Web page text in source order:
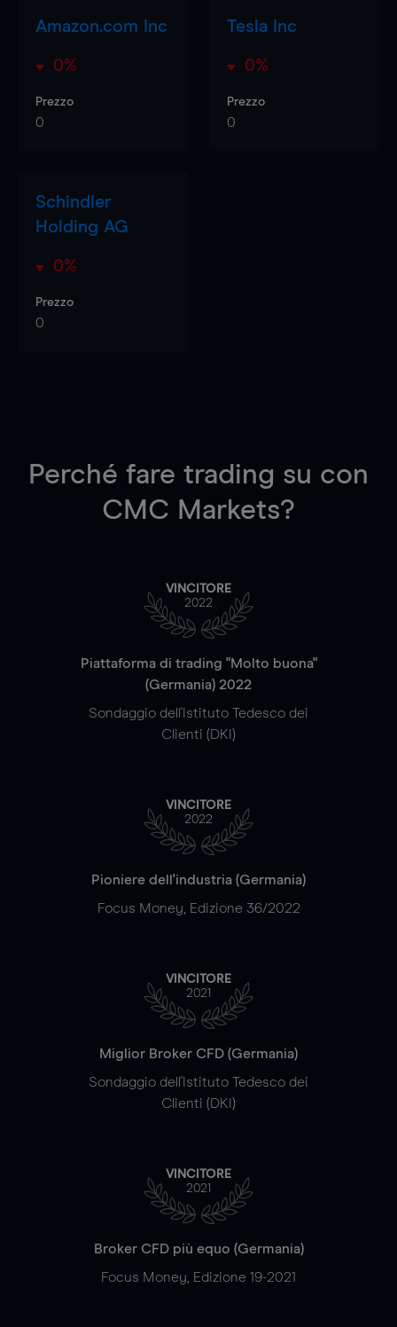
Amazon.com Inc
0%
Prezzo
0
Tesla Inc
0%
Prezzo
0
Schindler
Holding AG
0%
Prezzo
0
Perché fare trading su con
CMC Markets?
VINCITORE
2022
Piattaforma di trading "Molto buona"
(Germania) 2022
Sondaggio dell'Istituto Tedesco dei
Clienti (DKI)
VINCITORE
2022
Pioniere dell'industria (Germania)
Focus Money, Edizione 36/2022
VINCITORE
2021
Miglior Broker CFD (Germania)
Sondaggio dell'Istituto Tedesco dei
Clienti (DKI)
VINCITORE
2021
Broker CFD più equo (Germania)
Focus Money, Edizione 19-2021